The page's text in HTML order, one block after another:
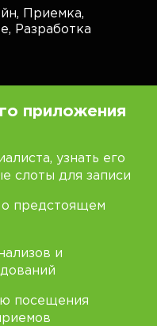
Приемка,
Разработка
приложения
узнать его
слоты для записи
о предстоящем
и
посещения